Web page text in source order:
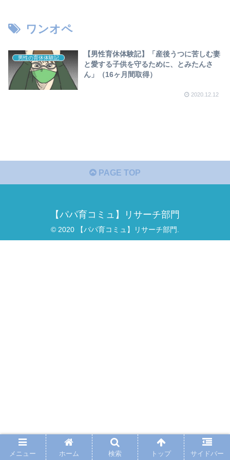
ワンオペ
男性の育休体験記
【男性育休体験記】「産後うつに苦しむ妻
と愛する子供を守るために、とみたんさ
ん」（16ヶ月間取得）
2020.12.12
PAGE TOP
【パパ育コミュ】リサーチ部門
© 2020 【パパ育コミュ】リサーチ部門.
メニュー ホーム 検索 トップ サイドバー